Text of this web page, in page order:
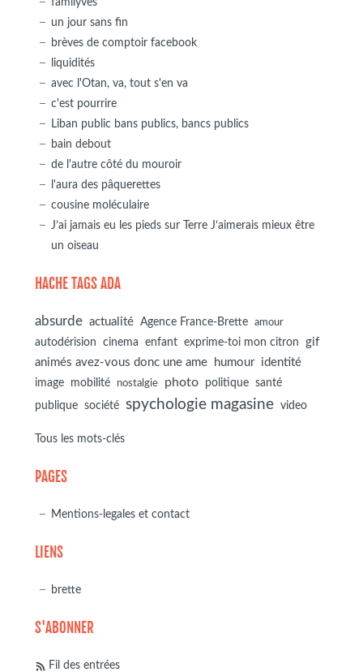
un jour sans fin
brèves de comptoir facebook
liquidités
avec l'Otan, va, tout s'en va
c'est pourrire
Liban public bans publics, bancs publics
bain debout
de l'autre côté du mouroir
l'aura des pâquerettes
cousine moléculaire
J’ai jamais eu les pieds sur Terre J’aimerais mieux être
un oiseau
HACHE TAGS ADA
absurde actualité Agence France-Brette amour
autodérision cinema enfant exprime-toi mon citron
gif
animés avez-vous donc une ame
humour identité
image mobilité nostalgie photo politique
santé
publique
société spychologie magasine video
Tous les mots-clés
PAGES
Mentions-legales et contact
LIENS
brette
S'ABONNER
Fil des entrées